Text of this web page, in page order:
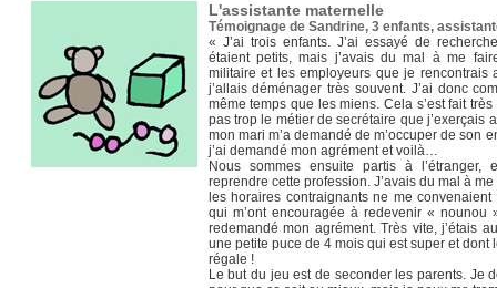
L'assistante maternelle
Témoignage de Sandrine, 3 enfants,
« J’ai trois enfants. J’ai essayé de
étaient petits, mais j’avais du mal à me
militaire et les employeurs que je rencontrais
j’allais déménager très souvent. J’ai donc
même temps que les miens. Cela s’est fait
pas trop le métier de secrétaire que j’exerçais
mon mari m’a demandé de m’occuper de son
j’ai demandé mon agrément et voilà…
Nous sommes ensuite partis à
reprendre cette profession. J’avais du mal à
les horaires contraignants ne me
qui m’ont encouragée à redevenir « nounou
redemandé mon agrément. Très vite, j’étais
une petite puce de 4 mois qui est super et dont
régale !
Le but du jeu est de seconder les parents. Je